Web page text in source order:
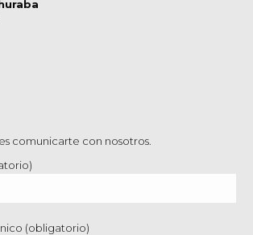
comunicarte con nosotros.
(obligatorio)